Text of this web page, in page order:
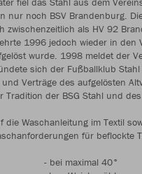
nur noch BSV Brandenburg.
zwischenzeitlich als HV 92
1996 jedoch wieder in den
wurde. 1998 meldet der
sich der Fußballklub
Verträge des aufgelösten
Tradition der BSG Stahl und
die Waschanleitung im Textil
für beflockte
- bei maximal 40°